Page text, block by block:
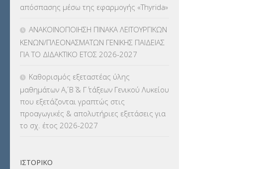
απόσπασης μέσω της εφαρμογής «Thyrida»
ΑΝΑΚΟΙΝΟΠΟΙΗΣΗ ΠΙΝΑΚΑ ΛΕΙΤΟΥΡΓΙΚΩΝ
ΚΕΝΩΝ/ΠΛΕΟΝΑΣΜΑΤΩΝ ΓΕΝΙΚΗΣ ΠΑΙΔΕΙΑΣ
ΓΙΑ ΤΟ ΔΙΔΑΚΤΙΚΟ ΕΤΟΣ 2026-2027
Καθορισμός εξεταστέας ύλης
μαθημάτων Α΄, Β΄ & Γ΄ τάξεων Γενικού Λυκείου
που εξετάζονται γραπτώς στις
προαγωγικές & απολυτήριες εξετάσεις για
το σχ. έτος 2026-2027
ΙΣΤΟΡΙΚΌ